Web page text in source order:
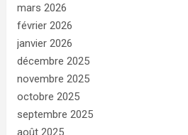
mars 2026
février 2026
janvier 2026
décembre 2025
novembre 2025
octobre 2025
septembre 2025
août 2025